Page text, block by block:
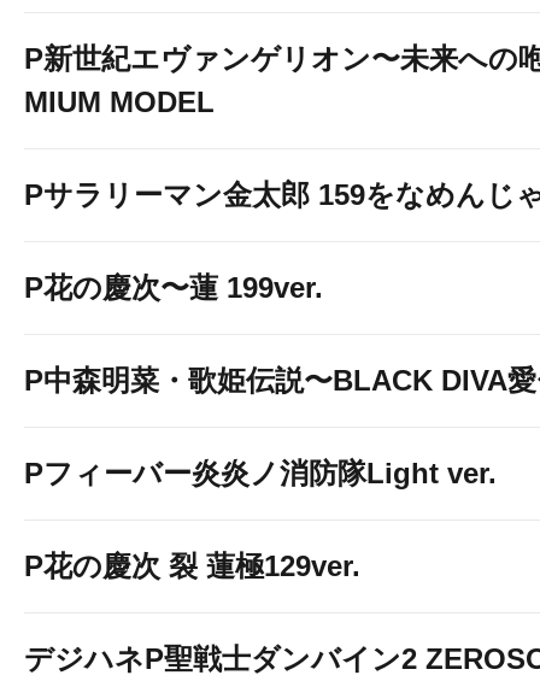
P新世紀エヴァンゲリオン〜未来への
MIUM MODEL
Pサラリーマン金太郎 159をなめんじ
P花の慶次〜蓮 199ver.
P中森明菜・歌姫伝説〜BLACK DIVA
Pフィーバー炎炎ノ消防隊Light ver.
P花の慶次 裂 蓮極129ver.
デジハネP聖戦士ダンバイン2